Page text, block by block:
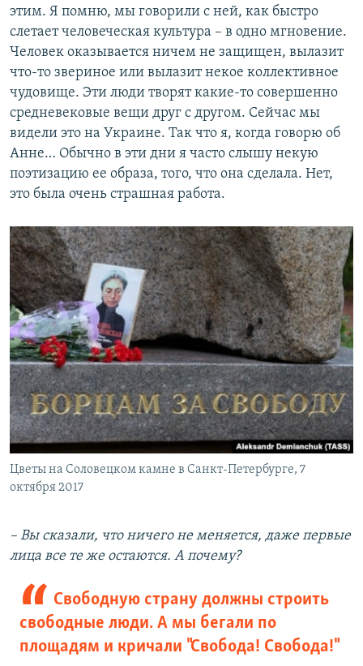
этим. Я помню, мы говорили с ней, как быстро
слетает человеческая культура – в одно мгновение.
Человек оказывается ничем не защищен, вылазит
что-то звериное или вылазит некое коллективное
чудовище. Эти люди творят какие-то совершенно
средневековые вещи друг с другом. Сейчас мы
видели это на Украине. Так что я, когда говорю об
Анне… Обычно в эти дни я часто слышу некую
поэтизацию ее образа, того, что она сделала. Нет,
это была очень страшная работа.
Цветы на Соловецком камне в Санкт-Петербурге, 7
октября 2017
– Вы сказали, что ничего не меняется, даже первые
лица все те же остаются. А почему?
Свободную страну должны строить
свободные люди. А мы бегали по
площадям и кричали "Свобода! Свобода!"